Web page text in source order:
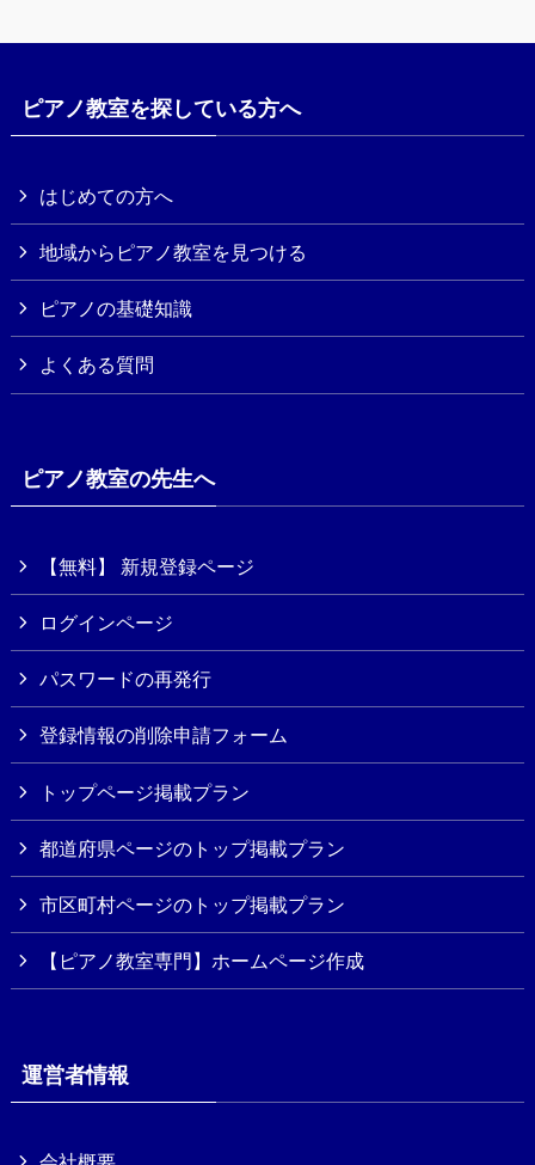
ピアノ教室を探している方へ
はじめての方へ
地域からピアノ教室を見つける
ピアノの基礎知識
よくある質問
ピアノ教室の先生へ
【無料】 新規登録ページ
ログインページ
パスワードの再発行
登録情報の削除申請フォーム
トップページ掲載プラン
都道府県ページのトップ掲載プラン
市区町村ページのトップ掲載プラン
【ピアノ教室専門】ホームページ作成
運営者情報